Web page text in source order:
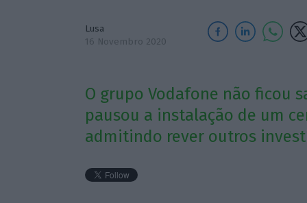
Lusa
16 Novembro 2020
O grupo Vodafone não ficou
pausou a instalação de um
admitindo rever outros